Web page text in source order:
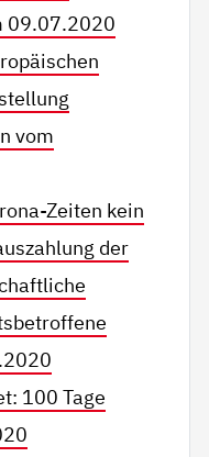
09.07.2020
vom
Zeiten kein
der
100 Tage